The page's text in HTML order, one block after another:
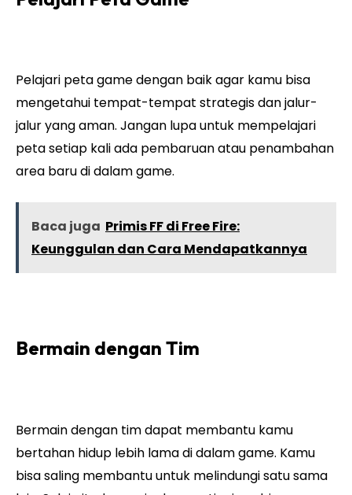
Pelajari peta game dengan baik agar kamu bisa
mengetahui tempat-tempat strategis dan jalur-
jalur yang aman. Jangan lupa untuk mempelajari
peta setiap kali ada pembaruan atau penambahan
area baru di dalam game.
Baca juga Primis FF di Free Fire:
Keunggulan dan Cara Mendapatkannya
Bermain dengan Tim
Bermain dengan tim dapat membantu kamu
bertahan hidup lebih lama di dalam game. Kamu
bisa saling membantu untuk melindungi satu sama